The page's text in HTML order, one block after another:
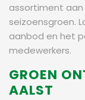
assortiment
seizoensgroen.
aanbod en het
medewerkers.
GROEN
AALST